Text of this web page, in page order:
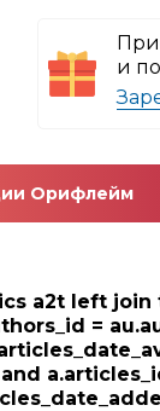
и
Орифлейм
a2t left
=